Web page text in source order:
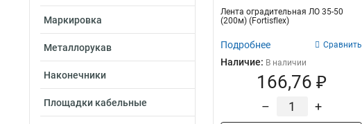
Маркировка
Металлорукав
Наконечники
Площадки кабельные
(200м) 81981
Лента оградительная ЛО 35-50
(200м) (Fortisflex)
Подробнее Сравнить
Наличие: В наличии
166,76 ₽
– +